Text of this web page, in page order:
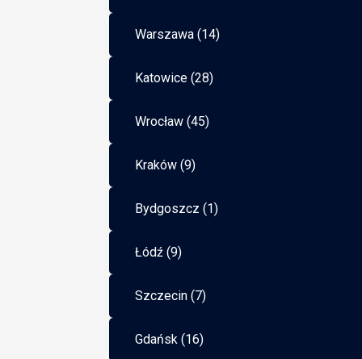
Warszawa (14)
Katowice (28)
Wrocław (45)
Kraków (9)
Bydgoszcz (1)
Łódź (9)
Szczecin (7)
Gdańsk (16)